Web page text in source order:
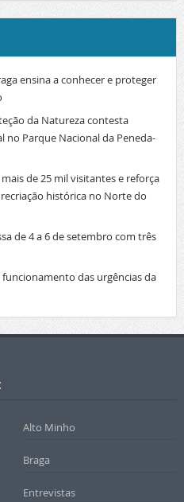
ensina a conhecer e proteger
da Natureza contesta
no Parque Nacional da Peneda-
de 25 mil visitantes e reforça
histórica no Norte do
de 4 a 6 de setembro com três
das urgências da
Alto Minho
Braga
Entrevistas